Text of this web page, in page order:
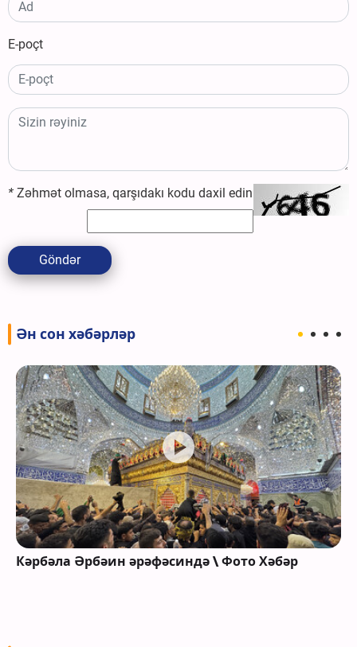
E-poçt
* Zəhmət olmasa, qarşıdakı kodu daxil edin
Göndər
Ән сон хәбәрләр
Кәрбәла Әрбәин әрәфәсиндә \ Фото Хәбәр